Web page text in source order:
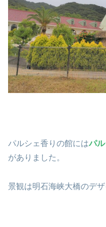
パルシェ香りの館にはパ
がありました。
景観は明石海峡大橋のデザ